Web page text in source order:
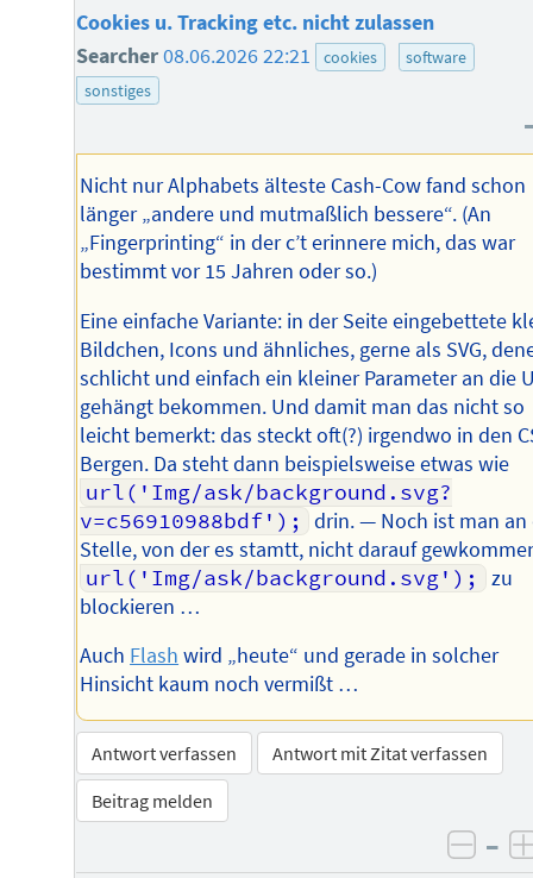
Cookies u. Tracking etc. nicht zulassen
Searcher08.06.2026 22:21 cookies
software
sonstiges
Nicht nur Alphabets älteste Cash-Cow fand schon
länger „andere und mutmaßlich bessere“. (An
„Fingerprinting“ in der c’t erinnere mich, das war
bestimmt vor 15 Jahren oder so.)
Eine einfache Variante: in der Seite eingebettete
Bildchen, Icons und ähnliches, gerne als SVG,
schlicht und einfach ein kleiner Parameter an die
gehängt bekommen. Und damit man das nicht so
leicht bemerkt: das steckt oft(?) irgendwo in den
Bergen. Da steht dann beispielsweise etwas wie
url('Img/ask/background.svg?
v=c56910988bdf');
drin. — Noch ist man an
Stelle, von der es stamtt, nicht darauf
url('Img/ask/background.svg');
zu
blockieren …
Auch Flash wird „heute“ und gerade in solcher
Hinsicht kaum noch vermißt …
Antwort verfassen
Antwort mit Zitat verfassen
Beitrag melden
–